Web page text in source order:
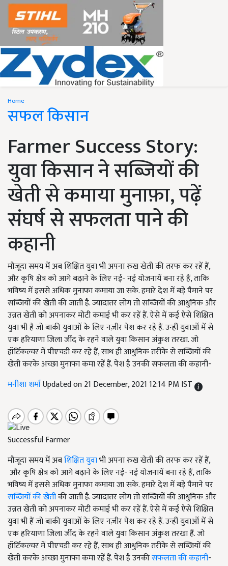
Home
सफल किसान
Farmer Success Story:
युवा किसान ने सब्जियों की
खेती से कमाया मुनाफ़ा, पढ़ें
संघर्ष से सफलता पाने की
कहानी
मौजूदा समय में अब शिक्षित युवा भी अपना रुख खेती की तरफ कर रहें हैं,
और कृषि क्षेत्र को आगे बढ़ाने के लिए नई- नई योजनायें बना रहे हैं, ताकि
भविष्य में इससे अधिक मुनाफा कमाया जा सके. हमारे देश में बड़े पैमाने पर
सब्जियों की खेती की जाती है. ज्यादातर लोग तो सब्जियों की आधुनिक और
उन्नत खेती को अपनाकर मोटी कमाई भी कर रहें हैं. ऐसे में कई ऐसे शिक्षित
युवा भी है जो बाकी युवाओं के लिए नज़ीर पेश कर रहे हैं. उन्हीं युवाओं में से
एक हरियाणा जिला जींद के रहने वाले युवा किसान अंकुश तरखा. जो
हॉर्टिकल्चर में पीएचडी कर रहे हैं, साथ ही आधुनिक तरीके से सब्जियों की
खेती करके अच्छा मुनाफा कमा रहें हैं. पेश है उनकी सफलता की कहानी-
मनीशा शर्माUpdated on 21 December, 2021 12:14 PM IST
Successful Farmer
मौजूदा समय में अबशिक्षित युवाभी अपना रुख खेती की तरफ कर रहें हैं,
और कृषि क्षेत्र को आगे बढ़ाने के लिए नई- नई योजनायें बना रहे हैं, ताकि
भविष्य में इससे अधिक मुनाफा कमाया जा सके. हमारे देश में बड़े पैमाने पर
सब्जियों की खेतीकी जाती है. ज्यादातर लोग तो सब्जियों की आधुनिक और
उन्नत खेती को अपनाकर मोटी कमाई भी कर रहें हैं. ऐसे में कई ऐसे शिक्षित
युवा भी हैं जो बाकी युवाओं के लिए नज़ीर पेश कर रहे हैं. उन्हीं युवाओं में से
एक हरियाणा जिला जींद के रहने वाले युवा किसान अंकुश तरखा हैं. जो
हॉर्टिकल्चर में पीएचडी कर रहे हैं, साथ ही आधुनिक तरीके से सब्जियों की
खेती करके अच्छा मुनाफा कमा रहें हैं. पेश है उनकीसफलता की कहानी-